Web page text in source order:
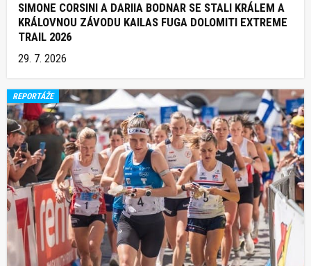
SIMONE CORSINI A DARIIA BODNAR SE STALI KRÁLEM A
KRÁLOVNOU ZÁVODU KAILAS FUGA DOLOMITI EXTREME
TRAIL 2026
29. 7. 2026
REPORTÁŽE